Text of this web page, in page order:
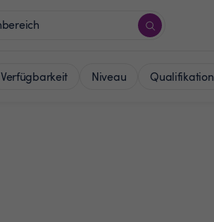
Verfügbarkeit Niveau Qualifikation